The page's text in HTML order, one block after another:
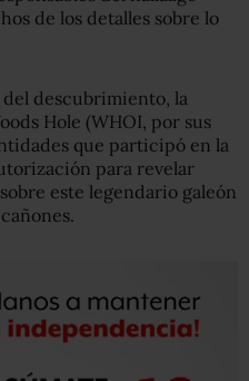
de los detalles sobre lo
del descubrimiento, la
Hole (WHOI, por sus
que participó en la
para revelar
sobre este legendario galeón